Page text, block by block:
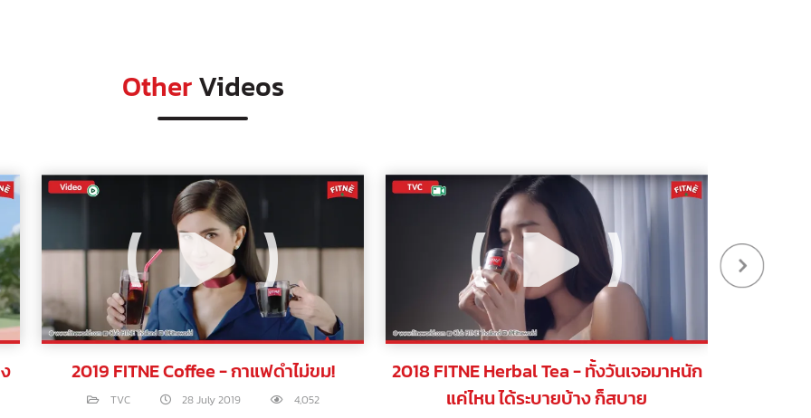
OtherVideos
2019 FITNE Coffee - กาแฟดำไม่ขม!
TVC 28 July 2019 4,052
2018 FITNE Herbal Tea - ทั้งวันเจอมาหนัก
แค่ไหน ได้ระบายบ้าง ก็สบาย